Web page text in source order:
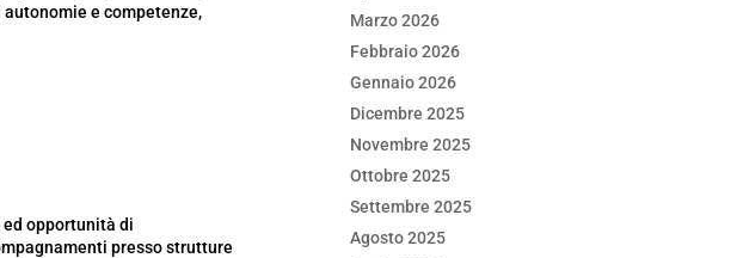
e competenze,
opportunità di
presso strutture
Marzo 2026
Febbraio 2026
Gennaio 2026
Dicembre 2025
Novembre 2025
Ottobre 2025
Settembre 2025
Agosto 2025